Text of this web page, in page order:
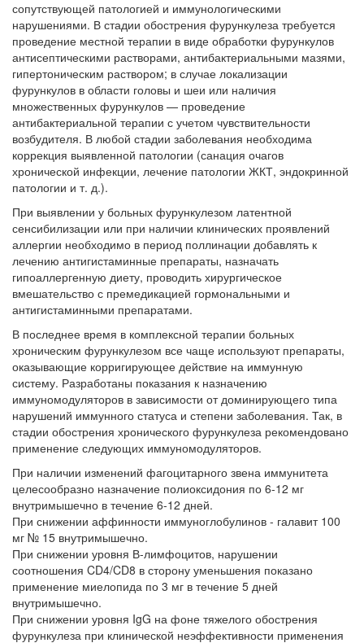
сопутствующей патологией и иммунологическими
нарушениями. В стадии обострения фурункулеза требуется
проведение местной терапии в виде обработки фурункулов
антисептическими растворами, антибактериальными мазями,
гипертоническим раствором; в случае локализации
фурункулов в области головы и шеи или наличия
множественных фурункулов — проведение
антибактериальной терапии с учетом чувствительности
возбудителя. В любой стадии заболевания необходима
коррекция выявленной патологии (санация очагов
хронической инфекции, лечение патологии ЖКТ, эндокринной
патологии и т. д.).
При выявлении у больных фурункулезом латентной
сенсибилизации или при наличии клинических проявлений
аллергии необходимо в период поллинации добавлять к
лечению антигистаминные препараты, назначать
гипоаллергенную диету, проводить хирургическое
вмешательство с премедикацией гормональными и
антигистаминными препаратами.
В последнее время в комплексной терапии больных
хроническим фурункулезом все чаще используют препараты,
оказывающие корригирующее действие на иммунную
систему. Разработаны показания к назначению
иммуномодуляторов в зависимости от доминирующего типа
нарушений иммунного статуса и степени заболевания. Так, в
стадии обострения хронического фурункулеза рекомендовано
применение следующих иммуномодуляторов.
При наличии изменений фагоцитарного звена иммунитета
целесообразно назначение полиоксидония по 6-12 мг
внутримышечно в течение 6-12 дней.
При снижении аффинности иммуноглобулинов - галавит 100
мг № 15 внутримышечно.
При снижении уровня В-лимфоцитов, нарушении
соотношения CD4/CD8 в сторону уменьшения показано
применение миелопида по 3 мг в течение 5 дней
внутримышечно.
При снижении уровня IgG на фоне тяжелого обострения
фурункулеза при клинической неэффективности применения